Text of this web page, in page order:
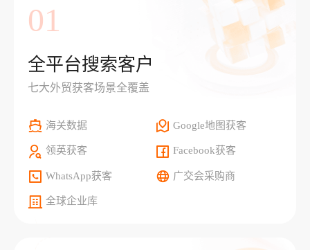
01
全平台搜索客户
七大外贸获客场景全覆盖
海关数据 Google地图获客
领英获客 Facebook获客
WhatsApp获客 广交会采购商
全球企业库